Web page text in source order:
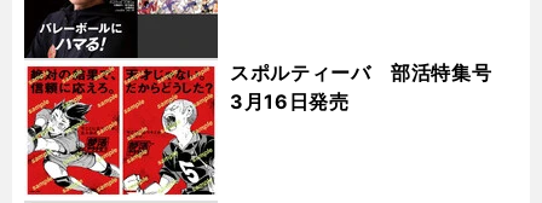
スポルティーバ 部活特集号
3月16日発売